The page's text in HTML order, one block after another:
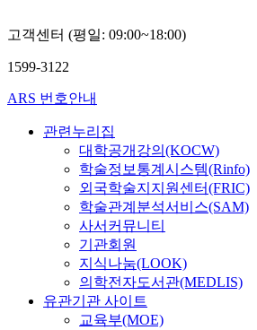
고객센터 (평일: 09:00~18:00)
1599-3122
ARS 번호안내
관련누리집
대학공개강의(KOCW)
학술정보통계시스템(Rinfo)
외국학술지지원센터(FRIC)
학술관계분석서비스(SAM)
사서커뮤니티
기관회원
지식나눔(LOOK)
의학전자도서관(MEDLIS)
유관기관 사이트
교육부(MOE)